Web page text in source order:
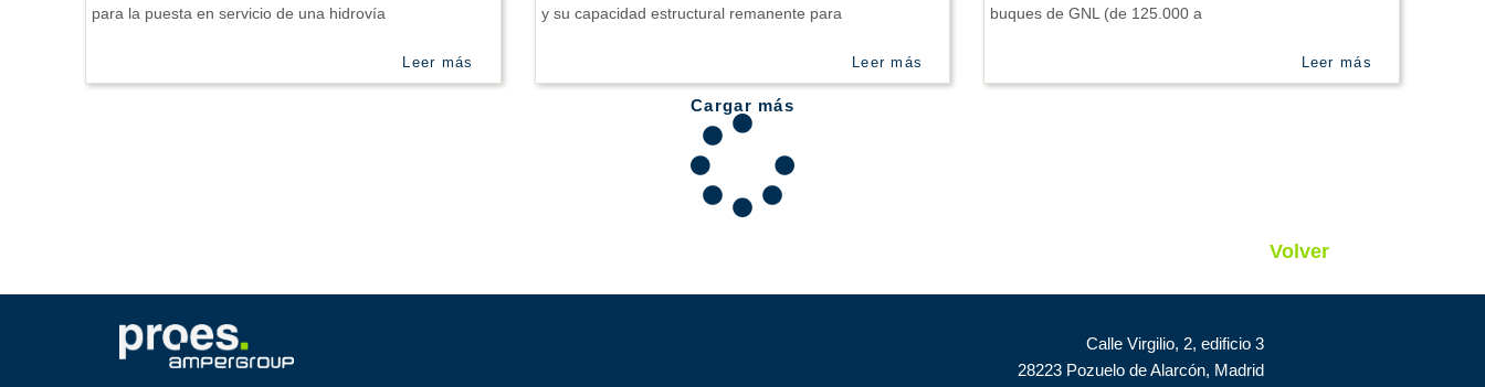
para la puesta en servicio de una hidrovía
Leer más
y su capacidad estructural remanente para
Leer más
buques de GNL (de 125.000 a
Leer más
Cargar más
Volver
Calle Virgilio, 2, edificio 3
28223 Pozuelo de Alarcón, Madrid